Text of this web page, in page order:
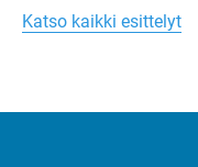
Turun
liepeillä
Katso kaikki esittelyt